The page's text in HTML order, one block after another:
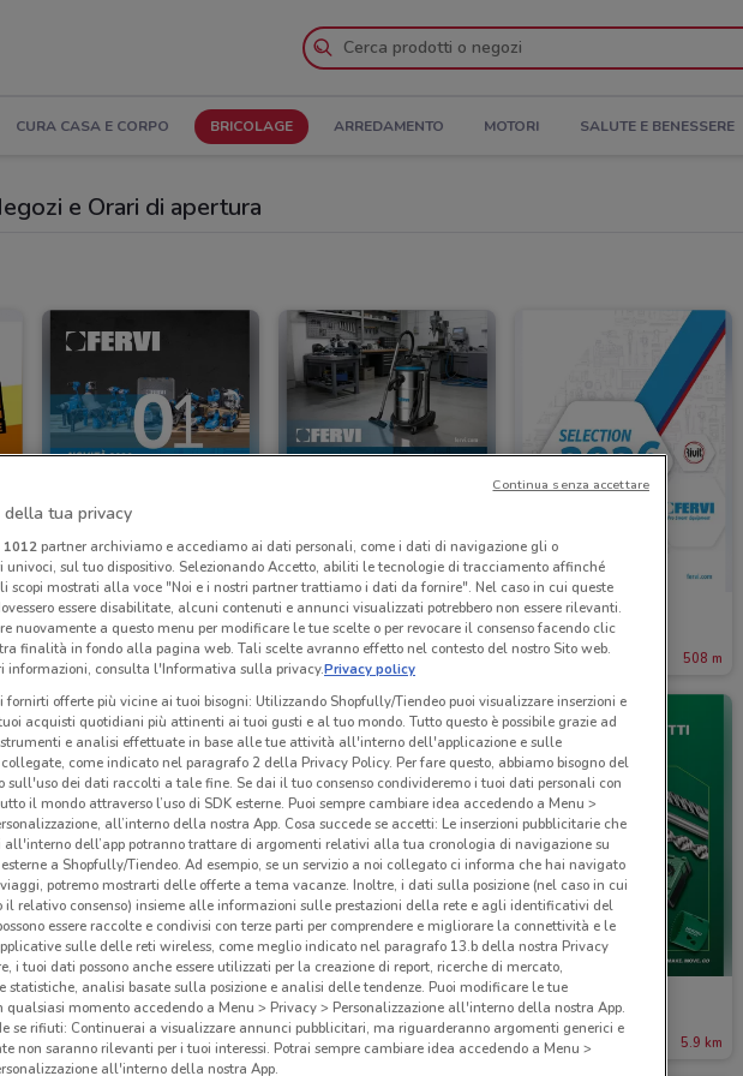
CURA CASA E CORPO BRICOLAGE ARREDAMENTO MOTORI SALUTE E BENESSERE
e Orari di apertura
Fervi
Scade il 31/12 508 m
Fervi
Scade il 31/12 508 m
Fervi
Scade il 31/12 508 m
Einhell
Scade il 31/12 1.3 km
Würth
Scade il 31/12 4.5 km
Hikoki
Scade il 31/12 5.9 km
della tua privacy
1012partner archiviamo e accediamo ai dati personali, come i dati di navigazione gli o
sul tuo dispositivo. Selezionando Accetto, abiliti le tecnologie di tracciamento affinché
scopi mostrati alla voce "Noi e i nostri partner trattiamo i dati da fornire". Nel caso in cui queste
essere disabilitate, alcuni contenuti e annunci visualizzati potrebbero non essere rilevanti.
nuovamente a questo menu per modificare le tue scelte o per revocare il consenso facendo clic
finalità in fondo alla pagina web. Tali scelte avranno effetto nel contesto del nostro Sito web.
informazioni, consulta l'Informativa sulla privacy.Privacy policy
fornirti offerte più vicine ai tuoi bisogni: Utilizzando Shopfully/Tiendeo puoi visualizzare inserzioni e
acquisti quotidiani più attinenti ai tuoi gusti e al tuo mondo. Tutto questo è possibile grazie ad
e analisi effettuate in base alle tue attività all'interno dell'applicazione e sulle
come indicato nel paragrafo 2 della Privacy Policy. Per fare questo, abbiamo bisogno del
sull'uso dei dati raccolti a tale fine. Se dai il tuo consenso condivideremo i tuoi dati personali con
il mondo attraverso l’uso di SDK esterne. Puoi sempre cambiare idea accedendo a Menu >
all’interno della nostra App. Cosa succede se accetti: Le inserzioni pubblicitarie che
all'interno dell’app potranno trattare di argomenti relativi alla tua cronologia di navigazione su
a Shopfully/Tiendeo. Ad esempio, se un servizio a noi collegato ci informa che hai navigato
potremo mostrarti delle offerte a tema vacanze. Inoltre, i dati sulla posizione (nel caso in cui
il relativo consenso) insieme alle informazioni sulle prestazioni della rete e agli identificativi del
essere raccolte e condivisi con terze parti per comprendere e migliorare la connettività e le
sulle delle reti wireless, come meglio indicato nel paragrafo 13.b della nostra Privacy
i tuoi dati possono anche essere utilizzati per la creazione di report, ricerche di mercato,
statistiche, analisi basate sulla posizione e analisi delle tendenze. Puoi modificare le tue
qualsiasi momento accedendo a Menu > Privacy > Personalizzazione all'interno della nostra App.
se rifiuti: Continuerai a visualizzare annunci pubblicitari, ma riguarderanno argomenti generici e
non saranno rilevanti per i tuoi interessi. Potrai sempre cambiare idea accedendo a Menu >
all'interno della nostra App.
Continua senza accettare